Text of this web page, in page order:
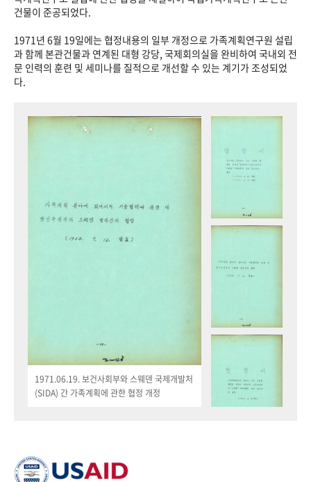
VR 역사관
건물이 준공되었다.
1971년 6월 19일에는 협정내용의 일부 개정으로 가족계획연구원 설립
과 함께 본관건물과 연계된 대형 강당, 국제회의실을 완비하여 국내외 전
문 인력의 훈련 및 세미나를 질적으로 개선할 수 있는 계기가 조성되었
다.
1971.06.19. 보건사회부와 스웨덴 국제개발처
(SIDA) 간 가족계획에 관한 협정 개정